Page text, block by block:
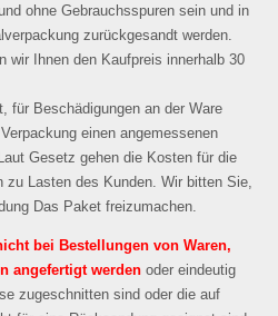
ohne Gebrauchsspuren sein und in
zurückgesandt werden.
wir Ihnen den Kaufpreis innerhalb 30
für Beschädigungen an der Ware
einen angemessenen
Gesetz gehen die Kosten für die
zu Lasten des Kunden. Wir bitten Sie,
Das Paket freizumachen.
bei Bestellungen von Waren,
angefertigt werden oder eindeutig
zugeschnitten sind oder die auf